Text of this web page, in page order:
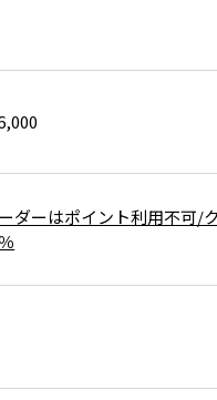
ーはポイント利用不可/ク